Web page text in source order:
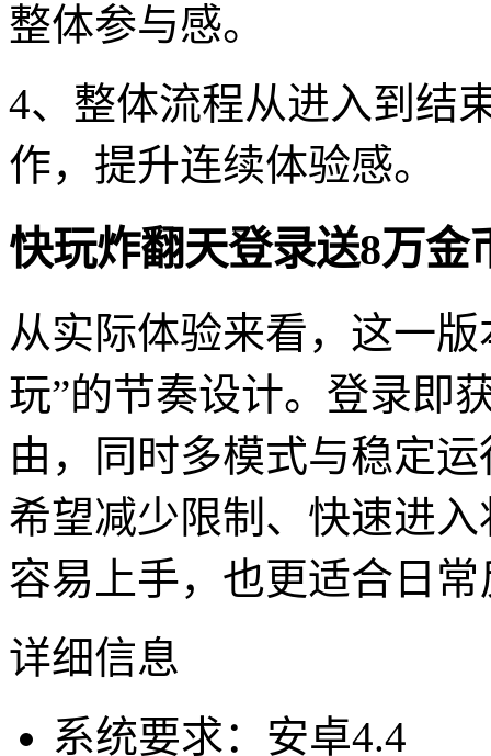
整体参与感。
4、整体流程从进入到结
作，提升连续体验感。
快玩炸翻天登录送8万金
从实际体验来看，这一
玩”的节奏设计。登录即
由，同时多模式与稳定
希望减少限制、快速进
容易上手，也更适合日
详细信息
系统要求：安卓4.4